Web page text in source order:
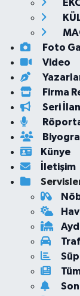
Foto
Video
Firma
Seri İlan
Künye
İletişim